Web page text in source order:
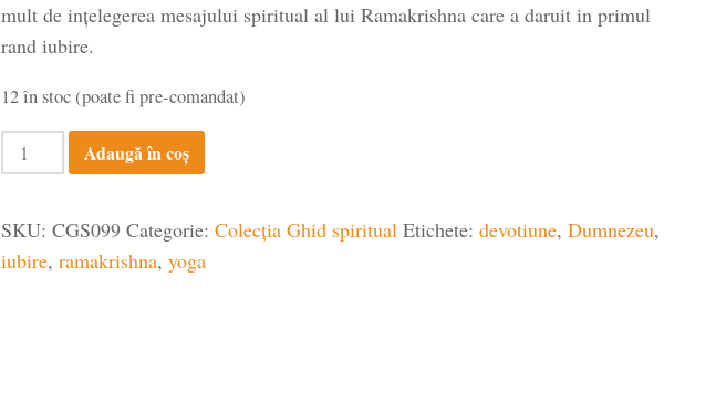
mult de inţelegerea mesajului spiritual al lui Ramakrishna care a daruit in primul
rand iubire.
12 în stoc (poate fi pre-comandat)
Cantitate
Ramasi
iubire
chemati
Adaugă în coș
SKU: CGS099 Categorie: Colecția Ghid spiritual Etichete: devotiune, Dumnezeu,
iubire, ramakrishna, yoga